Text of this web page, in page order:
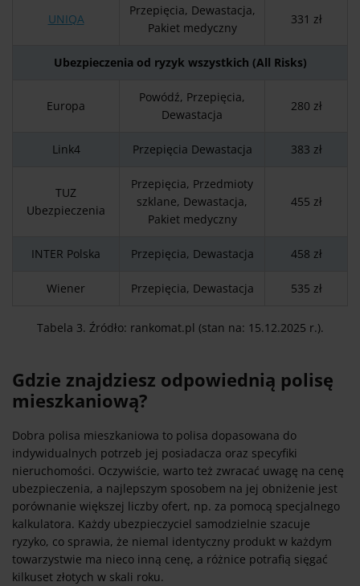
UNIQA
Przepięcia, Dewastacja,
Pakiet medyczny
331 zł
Ubezpieczenia od ryzyk wszystkich (All Risks)
Europa
Powódź, Przepięcia,
Dewastacja
280 zł
Link4 Przepięcia Dewastacja 383 zł
TUZ
Ubezpieczenia
Przepięcia, Przedmioty
szklane, Dewastacja,
Pakiet medyczny
455 zł
INTER Polska Przepięcia, Dewastacja 458 zł
Wiener Przepięcia, Dewastacja 535 zł
Tabela 3. Źródło: rankomat.pl (stan na: 15.12.2025 r.).
Gdzie znajdziesz odpowiednią polisę
mieszkaniową?
Dobra polisa mieszkaniowa to polisa dopasowana do
indywidualnych potrzeb jej posiadacza oraz specyfiki
nieruchomości. Oczywiście, warto też zwracać uwagę na cenę
ubezpieczenia, a najlepszym sposobem na jej obniżenie jest
porównanie większej liczby ofert, np. za pomocą specjalnego
kalkulatora. Każdy ubezpieczyciel samodzielnie szacuje
ryzyko, co sprawia, że niemal identyczny produkt w każdym
towarzystwie ma nieco inną cenę, a różnice potrafią sięgać
kilkuset złotych w skali roku.